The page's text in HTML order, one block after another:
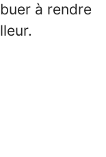
à rendre